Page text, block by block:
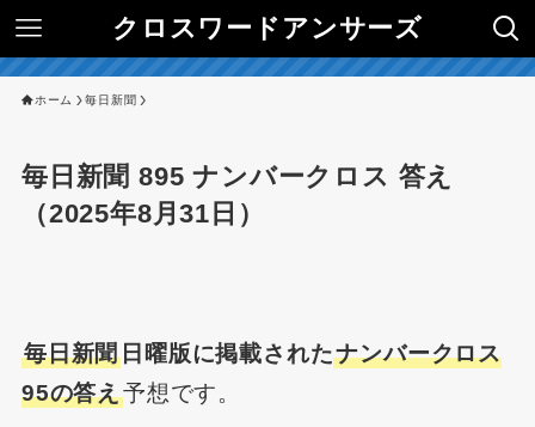
クロスワードアンサーズ
ホーム 毎日新聞
毎日新聞 895 ナンバークロス 答え
（2025年8月31日）
毎日新聞 日曜版に掲載されたナンバークロス
95の答え予想です。